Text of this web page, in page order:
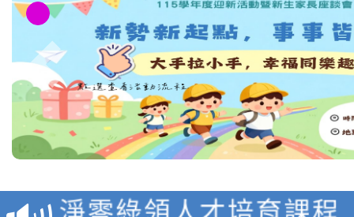
教育部校安中心白海豚
報
淨零綠領人才培育課程